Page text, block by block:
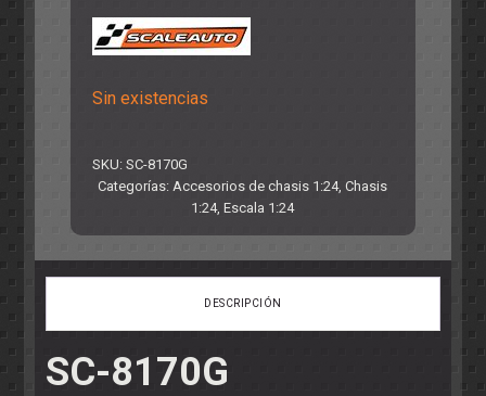
Sin existencias
SKU:SC-8170G
Categorías: Accesorios de chasis 1:24,Chasis
1:24,Escala 1:24
DESCRIPCIÓN
SC-8170G